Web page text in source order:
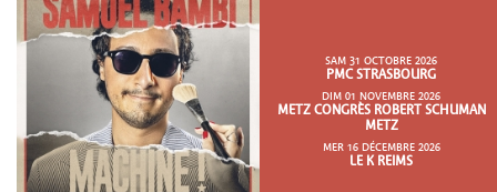
SAM 31 OCTOBRE 2026
PMC STRASBOURG
DIM 01 NOVEMBRE 2026
METZ CONGRÈS ROBERT SCHUMAN
METZ
MER 16 DÉCEMBRE 2026
LE K REIMS